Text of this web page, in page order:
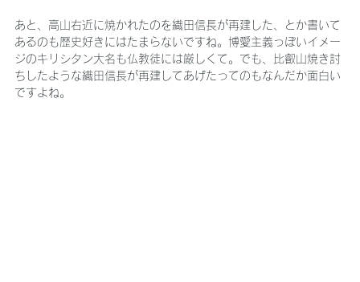
あと、高山右近に焼かれたのを織田信長が再建した、とか書いて
あるのも歴史好きにはたまらないですね。博愛主義っぽいイメー
ジのキリシタン大名も仏教徒には厳しくて。でも、比叡山焼き討
ちしたような織田信長が再建してあげたってのもなんだか面白い
ですよね。